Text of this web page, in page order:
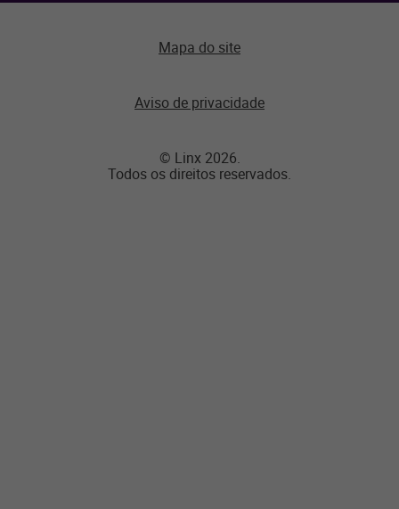
© Linx 2026.
Todos os direitos reservados.
Mapa do site
Aviso de privacidade